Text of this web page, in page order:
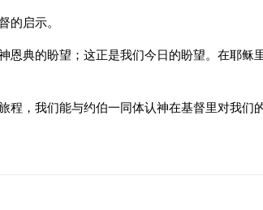
的启示。
典的盼望；这正是我们今日的盼望。在耶
程，我们能与约伯一同体认神在基督里对我